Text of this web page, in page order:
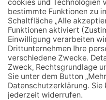
Arztsuche
Mitgliederbereich
Informationen
Datenschutz
Impressum